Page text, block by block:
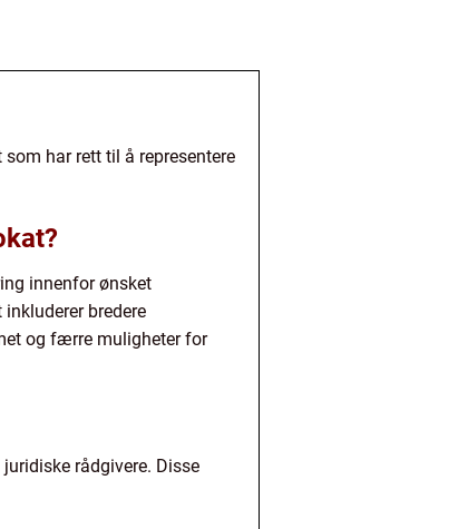
har rett til å representere
innenfor ønsket
bredere
og færre muligheter for
rådgivere. Disse